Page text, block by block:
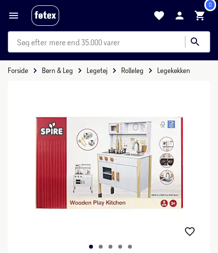
0
mere end 35.000 varer
Forside Børn & Leg Legetøj Rolleleg Legekøkken